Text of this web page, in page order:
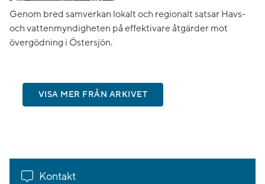
Genom bred samverkan lokalt och regionalt satsar Havs-
och vattenmyndigheten på effektivare åtgärder mot
övergödning i Östersjön.
VISA MER FRÅN ARKIVET
Kontakt